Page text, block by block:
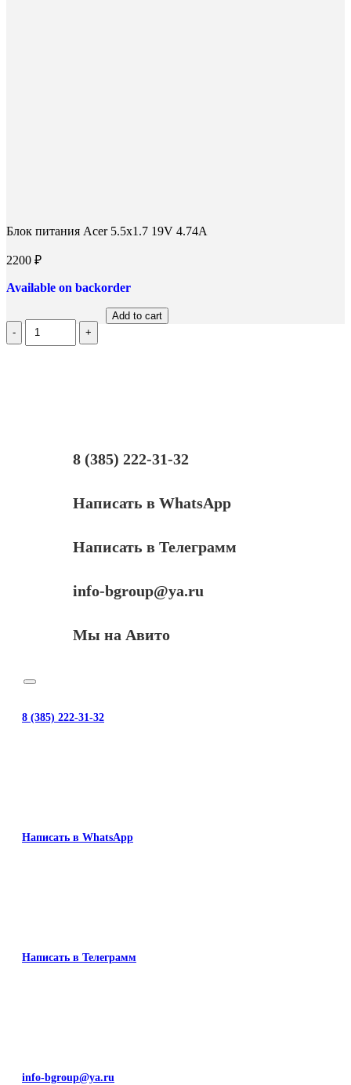
Блок питания Acer 5.5x1.7 19V 4.74A
2200 ₽
Available on backorder
Количество
Блок
Add to cart
8 (385) 222-31-32
Написать в WhatsApp
Написать в Телеграмм
info-bgroup@ya.ru
Мы на Авито
8 (385) 222-31-32
Написать в WhatsApp
Написать в Телеграмм
info-bgroup@ya.ru